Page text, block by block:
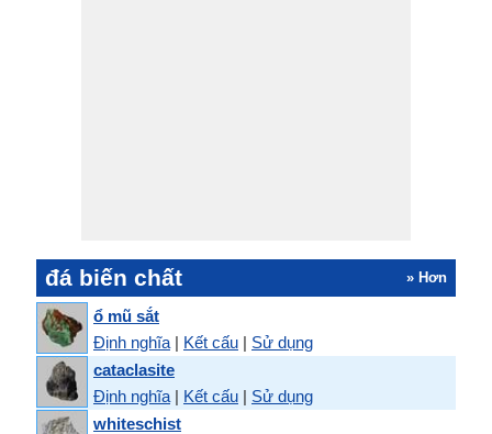
đá biến chất » Hơn
ổ mũ sắt
Định nghĩa | Kết cấu | Sử dụng
cataclasite
Định nghĩa | Kết cấu | Sử dụng
whiteschist